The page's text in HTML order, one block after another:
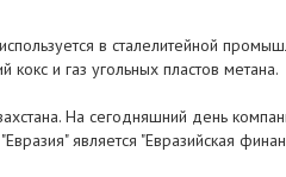
в сталелитейной
кокс и газ угольных пластов метана.
На сегодняшний день
является "Евразийская